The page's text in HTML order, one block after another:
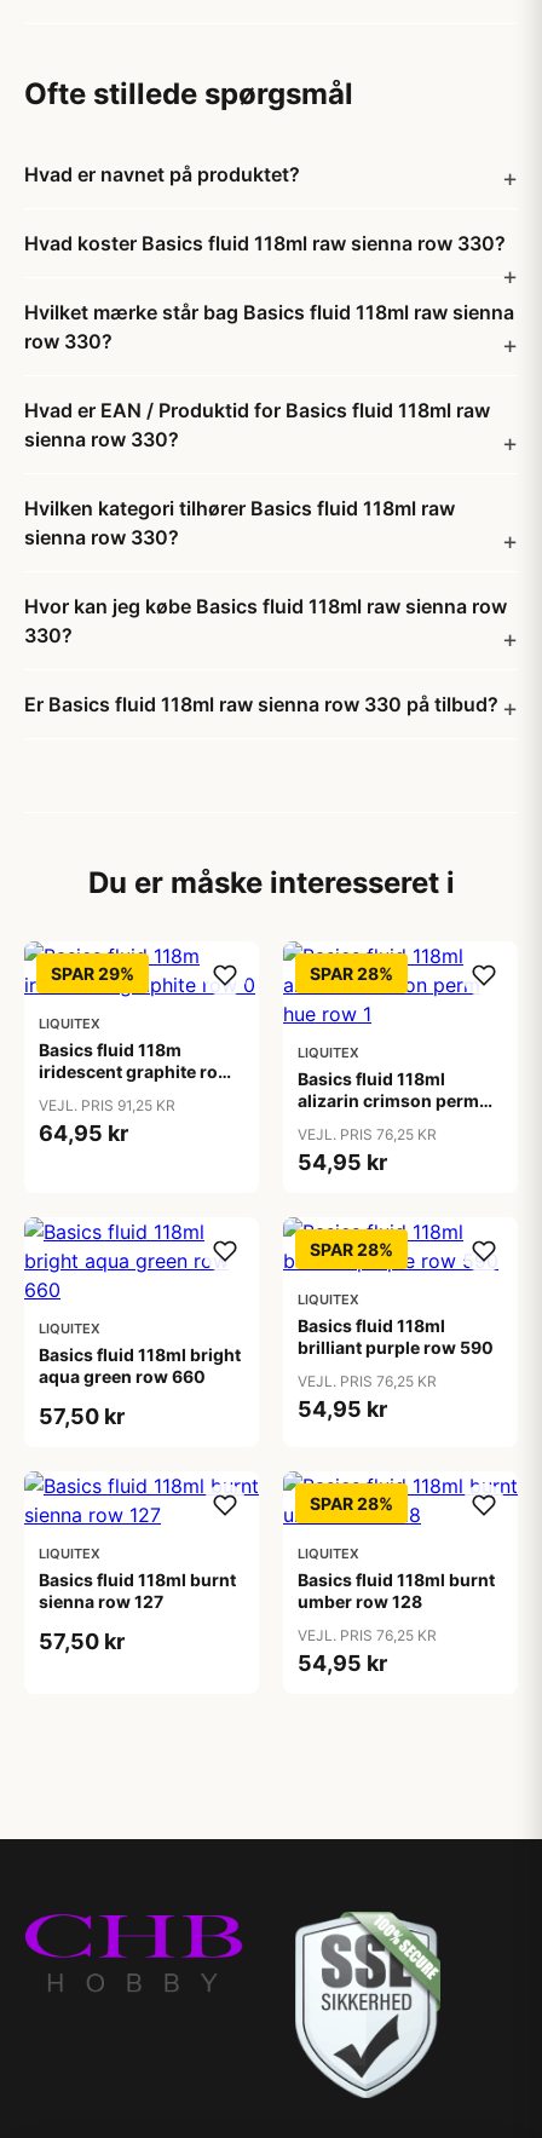
Ofte stillede spørgsmål
Hvad er navnet på produktet?
Hvad koster Basics fluid 118ml raw sienna row 330?
Hvilket mærke står bag Basics fluid 118ml raw sienna
row 330?
Hvad er EAN / Produktid for Basics fluid 118ml raw
sienna row 330?
Hvilken kategori tilhører Basics fluid 118ml raw
sienna row 330?
Hvor kan jeg købe Basics fluid 118ml raw sienna row
330?
Er Basics fluid 118ml raw sienna row 330 på tilbud?
Du er måske interesseret i
SPAR 29%
LIQUITEX
Basics fluid 118m
iridescent graphite row
VEJL. PRIS 91,25 KR
64,95 kr
SPAR 28%
LIQUITEX
Basics fluid 118ml
alizarin crimson perm
VEJL. PRIS 76,25 KR
54,95 kr
LIQUITEX
Basics fluid 118ml bright
aqua green row 660
57,50 kr
SPAR 28%
LIQUITEX
Basics fluid 118ml
brilliant purple row 590
VEJL. PRIS 76,25 KR
54,95 kr
LIQUITEX
Basics fluid 118ml burnt
sienna row 127
57,50 kr
SPAR 28%
LIQUITEX
Basics fluid 118ml burnt
umber row 128
VEJL. PRIS 76,25 KR
54,95 kr